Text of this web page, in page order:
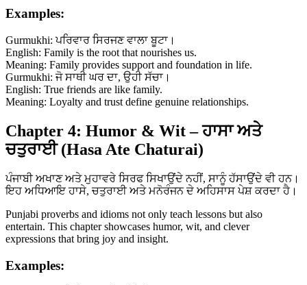
Examples:
Gurmukhi: ਪਰਿਵਾਰ ਸਿਰਜਣ ਵਾਲਾ ਬੂਟਾ।
English: Family is the root that nourishes us.
Meaning: Family provides support and foundation in life.
Gurmukhi: ਜੋ ਸਾਥੀ ਘਰ ਦਾ, ਉਹੀ ਸੱਚਾ।
English: True friends are like family.
Meaning: Loyalty and trust define genuine relationships.
Chapter 4: Humor & Wit – ਹਾਸਾ ਅਤੇ
ਚਤੁਰਾਈ (Hasa Ate Chaturai)
ਪੰਜਾਬੀ ਅਖਾਣ ਅਤੇ ਮੁਹਾਵਰੇ ਸਿਰਫ ਸਿਖਾਉਂਦੇ ਨਹੀਂ, ਸਾਨੂੰ ਹੱਸਾਉਂਦੇ ਵੀ ਹਨ।
ਇਹ ਅਧਿਆਇ ਹਾਸੇ, ਚਤੁਰਾਈ ਅਤੇ ਮਨੋਰੰਜਨ ਦੇ ਅਹਿਸਾਸ ਪੇਸ਼ ਕਰਦਾ ਹੈ।
Punjabi proverbs and idioms not only teach lessons but also
entertain. This chapter showcases humor, wit, and clever
expressions that bring joy and insight.
Examples: